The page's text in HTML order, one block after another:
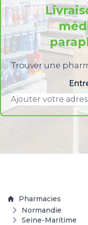
Trouver une
Pharmacies
Normandie
Seine-Maritime